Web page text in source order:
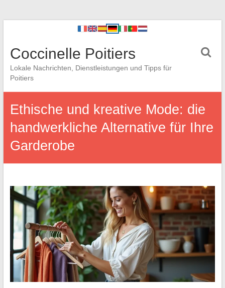
Coccinelle Poitiers
Lokale Nachrichten, Dienstleistungen und Tipps für
Poitiers
Ethische und kreative Mode: die
handwerkliche Alternative für Ihre
Garderobe